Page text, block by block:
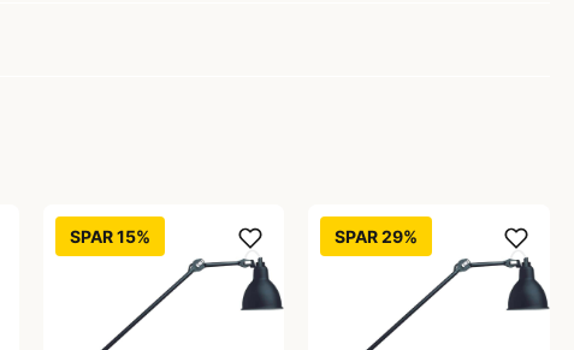
SPAR 15% SPAR 29%